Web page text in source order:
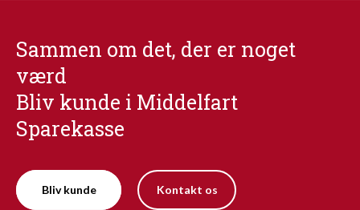
Sammen om det, der er noget
værd
Bliv kunde i Middelfart
Sparekasse
Bliv kunde Kontakt os